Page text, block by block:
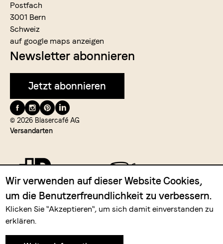
Postfach
3001 Bern
Schweiz
auf google maps anzeigen
Newsletter abonnieren
Jetzt abonnieren
Folge
uns
auf
© 2026 Blasercafé AG
Versandarten
Zahlungsmittel
Wir verwenden auf dieser Website Cookies,
um die Benutzerfreundlichkeit zu verbessern.
Klicken Sie "Akzeptieren", um sich damit einverstanden zu
erklären.